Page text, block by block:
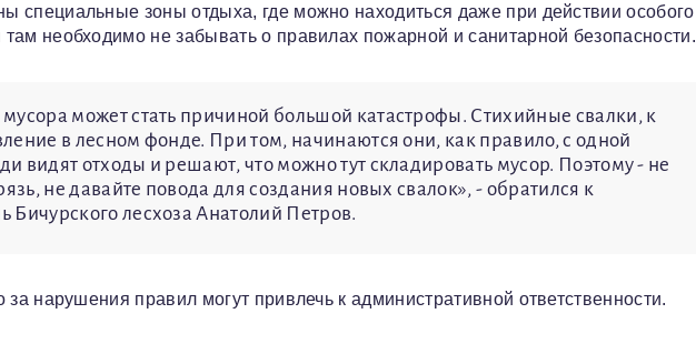
специальные зоны отдыха, где можно находиться даже при действии особого
необходимо не забывать о правилах пожарной и санитарной безопасности.
может стать причиной большой катастрофы. Стихийные свалки, к
в лесном фонде. При том, начинаются они, как правило, с одной
видят отходы и решают, что можно тут складировать мусор. Поэтому - не
не давайте повода для создания новых свалок», - обратился к
Бичурского лесхоза Анатолий Петров.
за нарушения правил могут привлечь к административной ответственности.